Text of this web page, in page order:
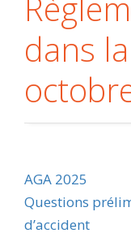
dans
de
AGA 2025
Questions
d’accident